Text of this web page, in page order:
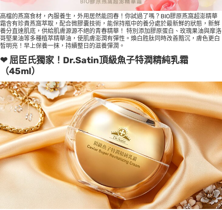
高檔的燕窩食材，內服養生，外用居然能回春！你試過了嗎？BIO膠原燕窩超澎精華
霜含有珍貴燕窩萃取，配合微膠囊技術，能保持瓶中的養分處於最新鮮的狀態，新鮮
養分直達肌底，供給肌膚源源不絕的青春精華！ 特別添加膠原蛋白、玫瑰果油與摩洛
哥堅果油等多種植萃精華油，使肌膚澎潤有彈性。煥白胜肽同時改善黯沉，膚色更白
皙明亮！早上保養一抹，持續整日的滋養彈潤。
❤ 屈臣氏獨家！Dr.Satin頂級魚子特潤精純乳霜
（45ml）